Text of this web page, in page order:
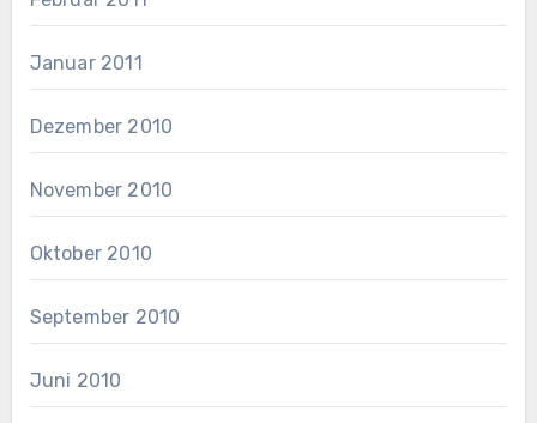
Januar 2011
Dezember 2010
November 2010
Oktober 2010
September 2010
Juni 2010